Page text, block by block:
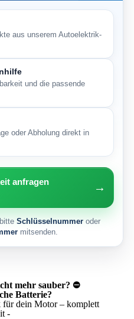
aus unserem Autoelektrik-
und die passende
oder Abholung direkt in
anfragen →
Schlüsselnummeroder
mitsenden.
mehr sauber? ⛔
Batterie?
dein Motor – komplett
-